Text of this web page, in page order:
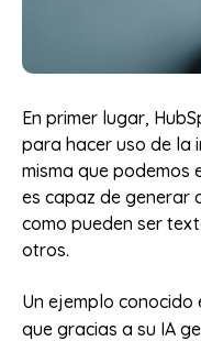
En primer lugar,
para hacer uso de la
misma que podemos
es capaz de generar
como pueden ser
otros.
Un ejemplo conocido
que gracias a su IA